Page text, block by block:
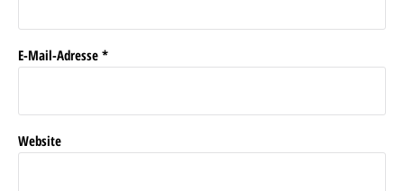
E-Mail-Adresse *
Website